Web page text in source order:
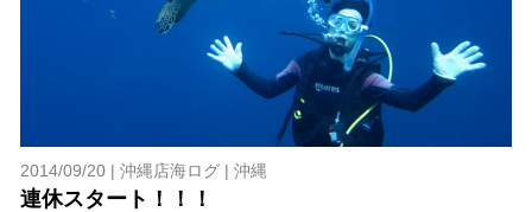
2014/09/20 | 沖縄店海ログ| 沖縄
連休スタート！！！